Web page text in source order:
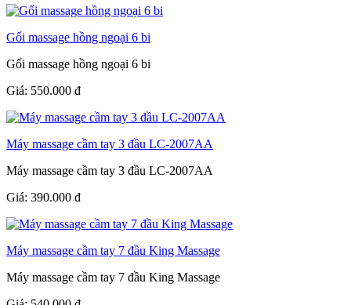
Gối massage hồng ngoại 6 bi
Gối massage hồng ngoại 6 bi
Giá: 550.000 đ
Máy massage cầm tay 3 đầu LC-2007AA
Máy massage cầm tay 3 đầu LC-2007AA
Giá: 390.000 đ
Máy massage cầm tay 7 đầu King Massage
Máy massage cầm tay 7 đầu King Massage